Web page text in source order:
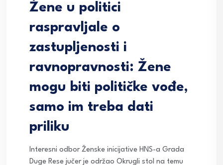
Žene u politici
raspravljale o
zastupljenosti i
ravnopravnosti: Žene
mogu biti političke vođe,
samo im treba dati
priliku
Interesni odbor Ženske inicijative HNS-a Grada
Duge Rese jučer je održao Okrugli stol na temu